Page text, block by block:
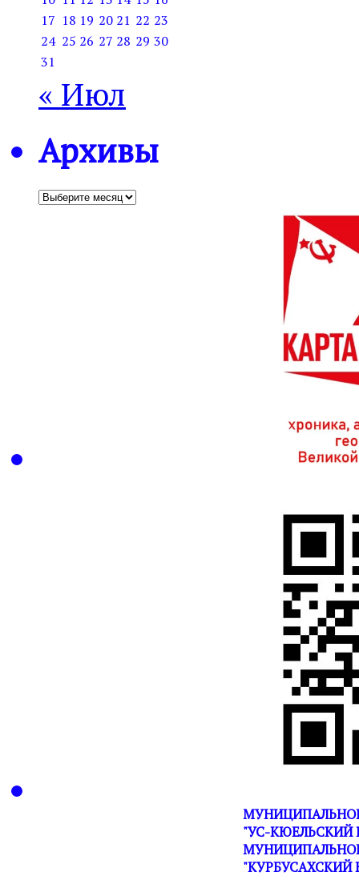
17 18 19 20 21 22 23
24 25 26 27 28 29 30
31
« Июл
Архивы
Архивы
"УС-КЮЕЛЬСКИЙ
"КУРБУСАХСКИЙ